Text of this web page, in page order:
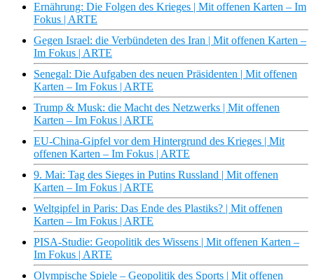
Ernährung: Die Folgen des Krieges | Mit offenen Karten – Im
Fokus | ARTE
Gegen Israel: die Verbündeten des Iran | Mit offenen Karten –
Im Fokus | ARTE
Senegal: Die Aufgaben des neuen Präsidenten | Mit offenen
Karten – Im Fokus | ARTE
Trump & Musk: die Macht des Netzwerks | Mit offenen
Karten – Im Fokus | ARTE
EU-China-Gipfel vor dem Hintergrund des Krieges | Mit
offenen Karten – Im Fokus | ARTE
9. Mai: Tag des Sieges in Putins Russland | Mit offenen
Karten – Im Fokus | ARTE
Weltgipfel in Paris: Das Ende des Plastiks? | Mit offenen
Karten – Im Fokus | ARTE
PISA-Studie: Geopolitik des Wissens | Mit offenen Karten –
Im Fokus | ARTE
Olympische Spiele – Geopolitik des Sports | Mit offenen